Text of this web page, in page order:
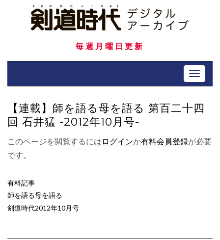
毎週月曜日更新
Toggle
【連載】師を語る母を語る 第百二十四
回 石井猛 -2012年10月号-
このページを閲覧するには ログインか有料会員登録が必要
です。
有料記事
師を語る母を語る
剣道時代2012年10月号